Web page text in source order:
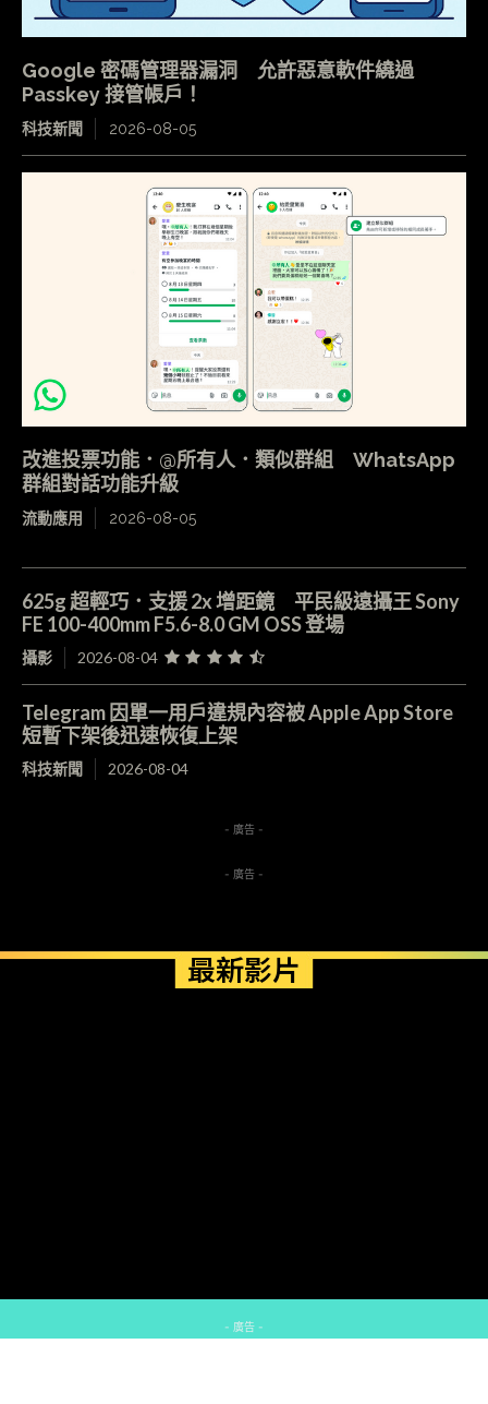
Google 密碼管理器漏洞 允許惡意軟件繞過
Passkey 接管帳戶！
科技新聞 2026-08-05
改進投票功能．@所有人．類似群組 WhatsApp
群組對話功能升級
流動應用 2026-08-05
625g 超輕巧．支援 2x 增距鏡 平民級遠攝王 Sony
FE 100-400mm F5.6-8.0 GM OSS 登場
攝影 2026-08-04
Telegram 因單一用戶違規內容被 Apple App Store
短暫下架後迅速恢復上架
科技新聞 2026-08-04
- 廣告 -
- 廣告 -
最新影片
- 廣告 -